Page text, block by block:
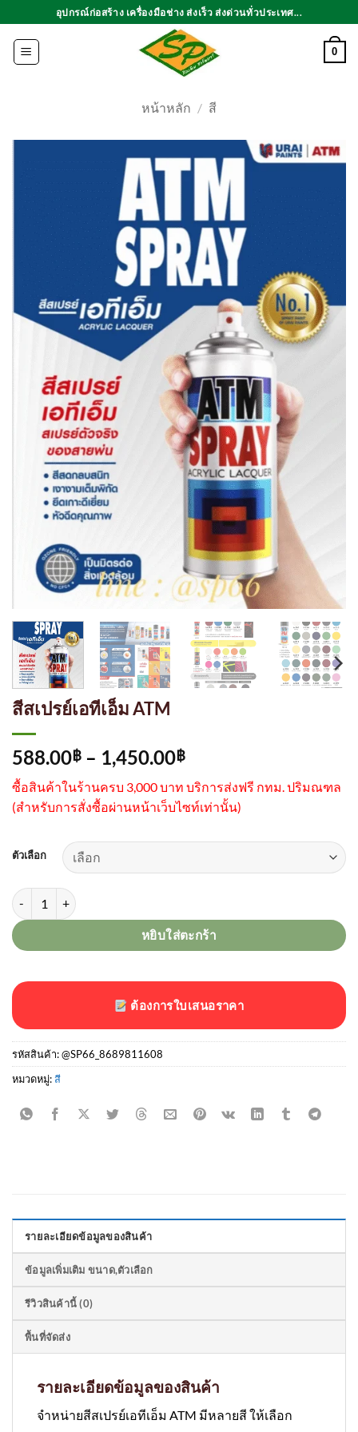
ไป
เนื้อหา
อุปกรณ์ก่อสร้าง เครื่องมือช่าง ส่งเร็ว ส่งด่วนทั่วประเทศ...
0
หน้าหลัก / สี
สีสเปรย์เอทีเอ็ม ATM
588.00฿ – 1,450.00฿Price
588.00฿
through
ซื้อสินค้าในร้านครบ 3,000 บาท บริการส่งฟรี กทม. ปริมณฑล
(สำหรับการสั่งซื้อผ่านหน้าเว็บไซท์เท่านั้น)
ตัวเลือก
จำนวน สีสเปรย์เอทีเอ็ม ATM ชิ้น
หยิบใส่ตะกร้า
ต้องการใบเสนอราคา
รหัสสินค้า:@SP66_8689811608
หมวดหมู่:สี
รายละเอียดข้อมูลของสินค้า
ข้อมูลเพิ่มเติม ขนาด,ตัวเลือก
รีวิวสินค้านี้ (0)
พื้นที่จัดส่ง
รายละเอียดข้อมูลของสินค้า
จำหน่ายสีสเปรย์เอทีเอ็ม ATM มีหลายสี ให้เลือก